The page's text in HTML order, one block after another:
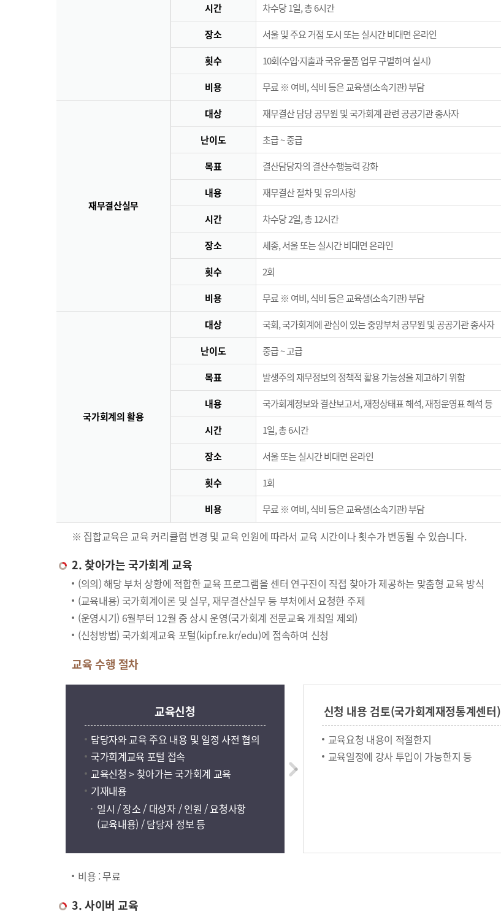
시간 차수당 1일, 총 6시간
장소 서울 및 주요 거점 도시 또는 실시간 비대면 온라인
횟수 10회(수입·지출과 국유·물품 업무 구별하여 실시)
비용 무료 ※ 여비, 식비 등은 교육생(소속기관) 부담
재무결산실무
대상 재무결산 담당 공무원 및 국가회계 관련 공공기관 종사자
난이도 초급 ~ 중급
목표 결산담당자의 결산수행능력 강화
내용 재무결산 절차 및 유의사항
시간 차수당 2일, 총 12시간
장소 세종, 서울 또는 실시간 비대면 온라인
횟수 2회
비용 무료 ※ 여비, 식비 등은 교육생(소속기관) 부담
국가회계의 활용
대상 국회, 국가회계에 관심이 있는 중앙부처 공무원 및 공공기관 종사자
난이도 중급 ~ 고급
목표 발생주의 재무정보의 정책적 활용 가능성을 제고하기 위함
내용 국가회계정보와 결산보고서, 재정상태표 해석, 재정운영표 해석 등
시간 1일, 총 6시간
장소 서울 또는 실시간 비대면 온라인
횟수 1회
비용 무료 ※ 여비, 식비 등은 교육생(소속기관) 부담
※ 집합교육은 교육 커리큘럼 변경 및 교육 인원에 따라서 교육 시간이나 횟수가 변동될 수 있습니다.
2. 찾아가는 국가회계 교육
(의의) 해당 부처 상황에 적합한 교육 프로그램을 센터 연구진이 직접 찾아가 제공하는 맞춤형 교육 방식
(교육내용) 국가회계이론 및 실무, 재무결산실무 등 부처에서 요청한 주제
(운영시기) 6월부터 12월 중 상시 운영(국가회계 전문교육 개최일 제외)
(신청방법) 국가회계교육 포털(kipf.re.kr/edu)에 접속하여 신청
교육 수행 절차
교육신청
담당자와 교육 주요 내용 및 일정 사전 협의
국가회계교육 포털 접속
교육신청 > 찾아가는 국가회계 교육
기재내용
일시 / 장소 / 대상자 / 인원 / 요청사항
(교육내용) / 담당자 정보 등
신청 내용 검토(국가회계재정통계센터)
교육요청 내용이 적절한지
교육일정에 강사 투입이 가능한지 등
비용 : 무료
3. 사이버 교육